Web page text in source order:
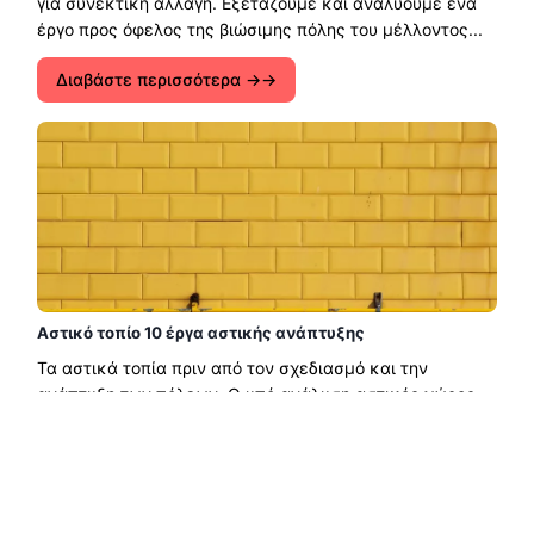
έργο προς όφελος της βιώσιμης πόλης του μέλλοντος...
Διαβάστε περισσότερα →
Αστικό τοπίο 10 έργα αστικής ανάπτυξης
Τα αστικά τοπία πριν από τον σχεδιασμό και την
ανάπτυξη των πόλεων. Ο υπό ανάλυση αστικός χώρος